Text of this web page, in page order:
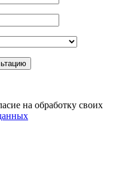
на обработку своих